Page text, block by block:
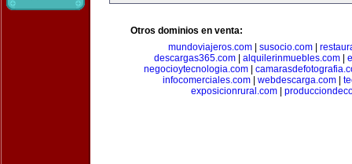
Otros dominios en venta:
mundoviajeros.com| susocio.com|
descargas365.com| alquilerinmuebles.com|
negocioytecnologia.com
infocomerciales.com| webdescarga.com|
exposicionrural.com